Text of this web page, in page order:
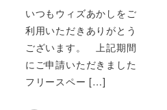
いつもウィズあかしをご
利用いただきありがとう
ございます。 上記期間
にご申請いただきました
フリースペー […]